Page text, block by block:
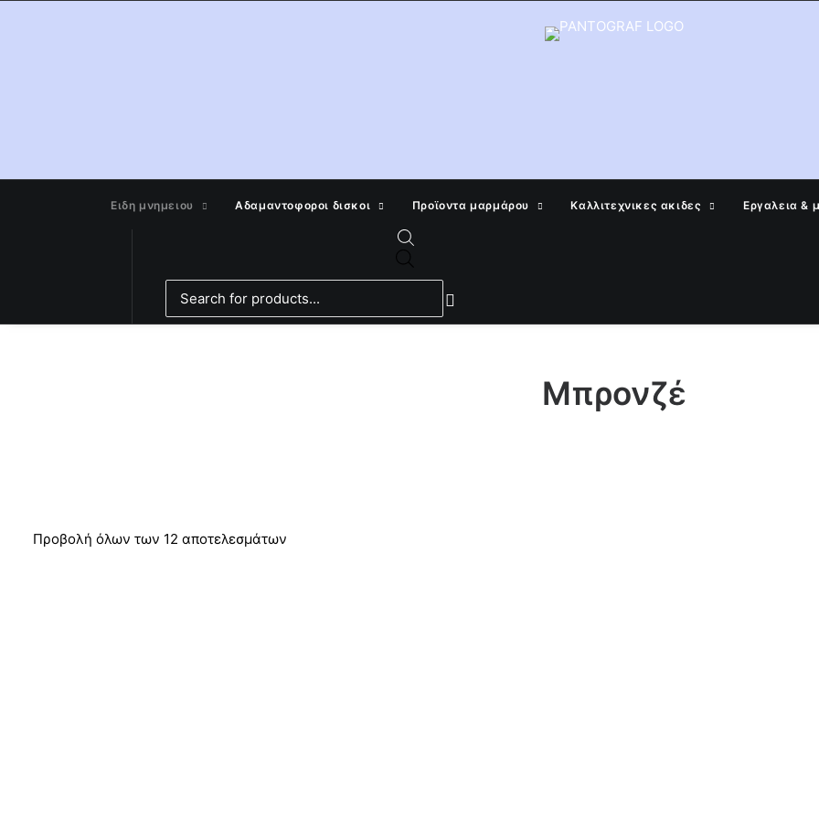
Ειδη μνημειου Αδαμαντοφοροι δισκοι Προϊοντα μαρμάρου Καλλιτεχνικες ακιδες Εργαλεια &
search
Μπρονζέ
Προβολή όλων των 12 αποτελεσμάτων